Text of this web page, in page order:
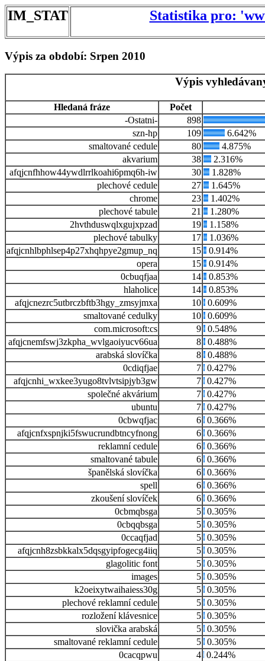
IM_STAT Statistika pro:
Výpis za období: Srpen 2010
Výpis
Hledaná fráze
Počet
-Ostatni-
898
szn-hp
109
6.642%
smaltované cedule
80
4.875%
akvarium
38
2.316%
afqjcnfhhow44ywdlrrlkoahi6pmq6h-iw
30
1.828%
plechové cedule
27
1.645%
chrome
23
1.402%
plechové tabule
21
1.280%
2hvthduswqlxgujxpzad
19
1.158%
plechové tabulky
17
1.036%
afqjcnhlbphlsep4p27xhqhpye2gmup_nq
15
0.914%
opera
15
0.914%
0cbuqfjaa
14
0.853%
hlaholice
14
0.853%
afqjcnezrc5utbrczbftb3hgy_zmsyjmxa
10
0.609%
smaltované cedulky
10
0.609%
com.microsoft:cs
9
0.548%
afqjcnemfswj3zkpha_wvlgaoiyucv66ua
8
0.488%
arabská slovíčka
8
0.488%
0cdiqfjae
7 0.427%
afqjcnhi_wxkee3yugo8tvlvtsipjyb3gw
7 0.427%
společné akvárium
7 0.427%
ubuntu
7 0.427%
0cbwqfjac
6 0.366%
afqjcnfxspnjki5fswucrundbtncyfnong
6 0.366%
reklamní cedule
6 0.366%
smaltované tabule
6 0.366%
španělská slovíčka
6 0.366%
spell
6 0.366%
zkoušení slovíček
6 0.366%
0cbmqbsga
5 0.305%
0cbqqbsga
5 0.305%
0ccaqfjad
5 0.305%
afqjcnh8zsbkkalx5dqsgyipfogecg4iiq
5 0.305%
glagolitic font
5 0.305%
images
5 0.305%
k2oeixytwaihaiess30g
5 0.305%
plechové reklamní cedule
5 0.305%
rozložení klávesnice
5 0.305%
slovička arabská
5 0.305%
smaltované reklamní cedule
5 0.305%
0cacqpwu
4 0.244%